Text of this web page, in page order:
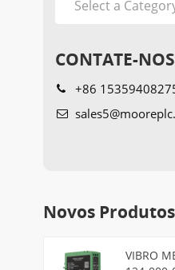
CONTATE-NOS
+86
Novos Produtos
VIBRO